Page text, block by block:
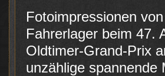
Fotoimpressionen
Fahrerlager beim 47.
Oldtimer-Grand-Prix
unzählige spannende